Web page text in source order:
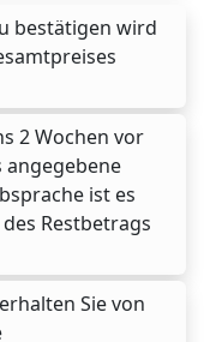
bestätigen wird
2 Wochen vor
ist es
Restbetrags
Sie von